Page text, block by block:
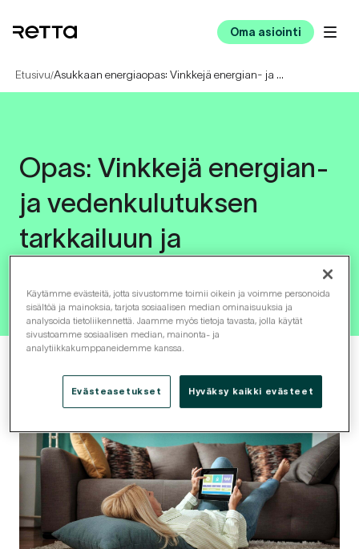
Oma asiointi
Etusivu/ Asukkaan energiaopas: Vinkkejä energian- ja vedenkulutuksen tarkkailuun ja tehostamiseen
Opas: Vinkkejä energian-
ja vedenkulutuksen
tarkkailuun ja
tehostamiseen asukkaalle
Käytämme evästeitä, jotta sivustomme toimii oikein ja voimme personoida
sisältöä ja mainoksia, tarjota sosiaalisen median ominaisuuksia ja
analysoida tietoliikennettä. Jaamme myös tietoja tavasta, jolla käytät
sivustoamme sosiaalisen median, mainonta- ja
analytiikkakumppaneidemme kanssa.
Evästeasetukset Hyväksy kaikki evästeet